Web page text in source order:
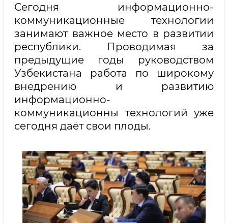
Сегодня информационно-
коммуникационные технологии
занимают важное место в развитии
республики. Проводимая за
предыдущие годы руководством
Узбекистана работа по широкому
внедрению и развитию
информационно-
коммуникационны технологий уже
сегодня даёт свои плоды.